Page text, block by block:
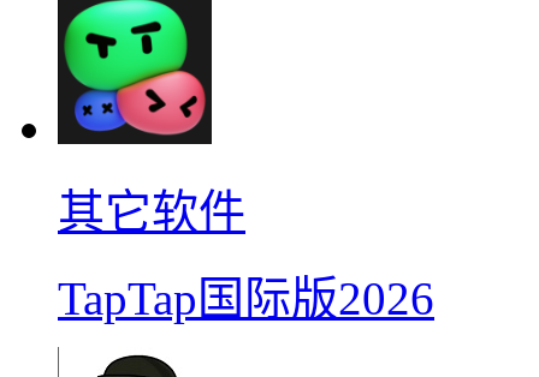
其它软件
TapTap国际版2026